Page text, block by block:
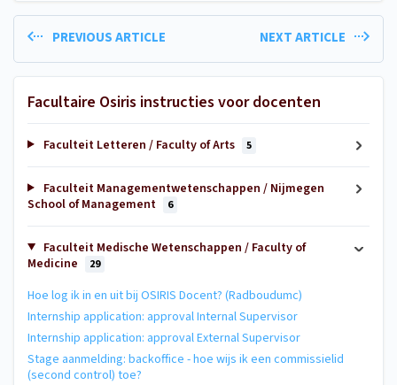
PREVIOUS ARTICLE NEXT ARTICLE
Facultaire Osiris instructies voor docenten
Faculteit Letteren / Faculty of Arts 5
Faculteit Managementwetenschappen / Nijmegen
School of Management
6
Faculteit Medische Wetenschappen / Faculty of
Medicine
29
Hoe log ik in en uit bij OSIRIS Docent? (Radboudumc)
Internship application: approval Internal Supervisor
Internship application: approval External Supervisor
Stage aanmelding: backoffice - hoe wijs ik een commissielid
(second control) toe?